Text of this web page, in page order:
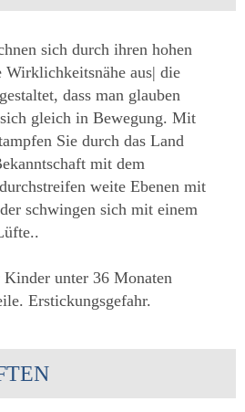
sich durch ihren hohen
aus| die
dass man glauben
gleich in Bewegung. Mit
Sie durch das Land
mit dem
weite Ebenen mit
schwingen sich mit einem
unter 36 Monaten
Erstickungsgefahr.